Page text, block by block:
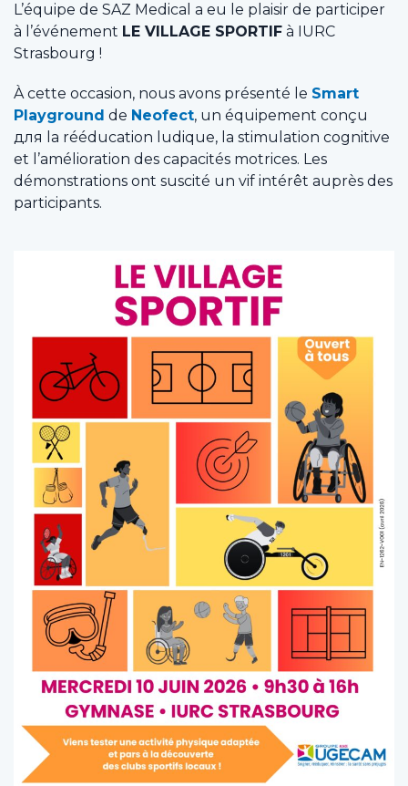
L’équipe de SAZ Medical a eu le plaisir de participer
à l’événement LE VILLAGE SPORTIF à IURC
Strasbourg !
À cette occasion, nous avons présenté le Smart
Playground de Neofect, un équipement conçu
для la rééducation ludique, la stimulation cognitive
et l’amélioration des capacités motrices. Les
démonstrations ont suscité un vif intérêt auprès des
participants.